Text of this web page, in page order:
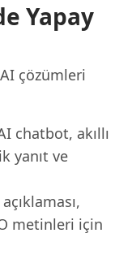
Yapay
çözümleri
chatbot, akıllı
yanıt ve
metinleri için